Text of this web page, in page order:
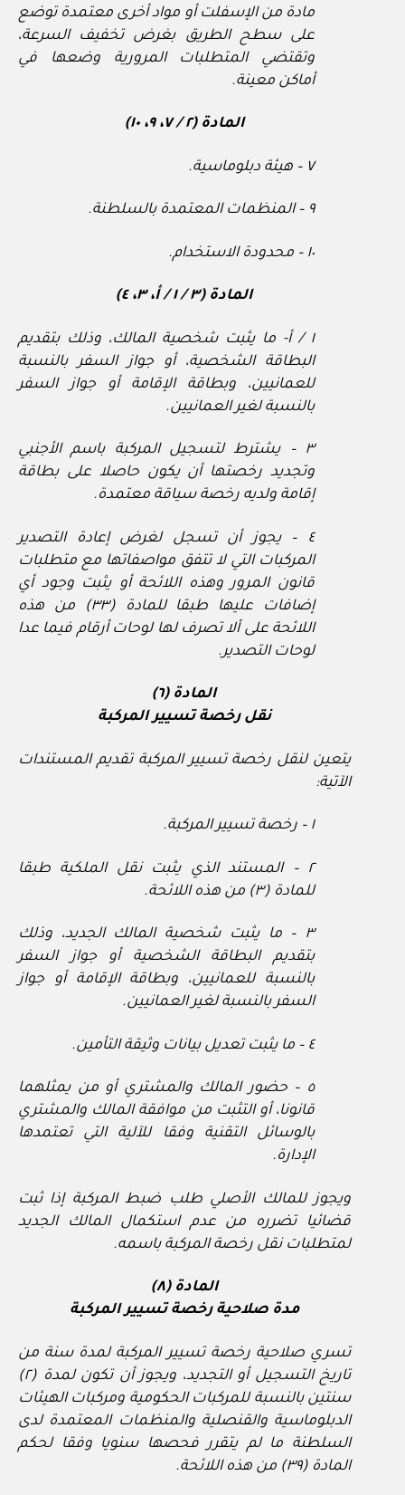
مادة من الإسفلت أو مواد أخرى معتمدة توضع
على سطح الطريق بغرض تخفيف السرعة،
وتقتضي المتطلبات المرورية وضعها في
أماكن معينة.
المادة (٢ / ٧، ٩، ١٠)
٧ – هيئة دبلوماسية.
٩ – المنظمات المعتمدة بالسلطنة.
١٠ – محدودة الاستخدام.
المادة (٣ / ١ / أ، ٣، ٤)
١ / أ- ما يثبت شخصية المالك، وذلك بتقديم
البطاقة الشخصية، أو جواز السفر بالنسبة
للعمانيين، وبطاقة الإقامة أو جواز السفر
بالنسبة لغير العمانيين.
٣ – يشترط لتسجيل المركبة باسم الأجنبي
وتجديد رخصتها أن يكون حاصلا على بطاقة
إقامة ولديه رخصة سياقة معتمدة.
٤ – يجوز أن تسجل لغرض إعادة التصدير
المركبات التي لا تتفق مواصفاتها مع متطلبات
قانون المرور وهذه اللائحة أو يثبت وجود أي
إضافات عليها طبقا للمادة (٣٣) من هذه
اللائحة على ألا تصرف لها لوحات أرقام فيما عدا
لوحات التصدير.
المادة (٦)
نقل رخصة تسيير المركبة
يتعين لنقل رخصة تسيير المركبة تقديم المستندات
الآتية:
١ – رخصة تسيير المركبة.
٢ – المستند الذي يثبت نقل الملكية طبقا
للمادة (٣) من هذه اللائحة.
٣ – ما يثبت شخصية المالك الجديد، وذلك
بتقديم البطاقة الشخصية أو جواز السفر
بالنسبة للعمانيين، وبطاقة الإقامة أو جواز
السفر بالنسبة لغير العمانيين.
٤ – ما يثبت تعديل بيانات وثيقة التأمين.
٥ – حضور المالك والمشتري أو من يمثلهما
قانونا، أو التثبت من موافقة المالك والمشتري
بالوسائل التقنية وفقا للآلية التي تعتمدها
الإدارة.
ويجوز للمالك الأصلي طلب ضبط المركبة إذا ثبت
قضائيا تضرره من عدم استكمال المالك الجديد
لمتطلبات نقل رخصة المركبة باسمه.
المادة (٨)
مدة صلاحية رخصة تسيير المركبة
تسري صلاحية رخصة تسيير المركبة لمدة سنة من
تاريخ التسجيل أو التجديد، ويجوز أن تكون لمدة (٢)
سنتين بالنسبة للمركبات الحكومية ومركبات الهيئات
الدبلوماسية والقنصلية والمنظمات المعتمدة لدى
السلطنة ما لم يتقرر فحصها سنويا وفقا لحكم
المادة (٣٩) من هذه اللائحة.